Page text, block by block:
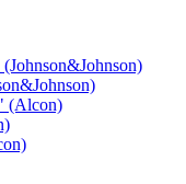
(Alcon)